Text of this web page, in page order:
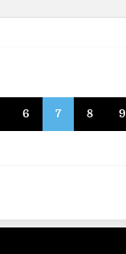
6 7 8 9